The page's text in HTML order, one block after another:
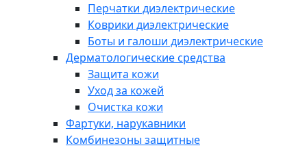
Перчатки диэлектрические
Коврики диэлектрические
Боты и галоши диэлектрические
Дерматологические средства
Защита кожи
Уход за кожей
Очистка кожи
Фартуки, нарукавники
Комбинезоны защитные